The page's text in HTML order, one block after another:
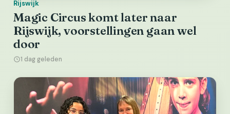
Rijswijk
Magic Circus komt later naar
Rijswijk, voorstellingen gaan wel
door
1 dag geleden